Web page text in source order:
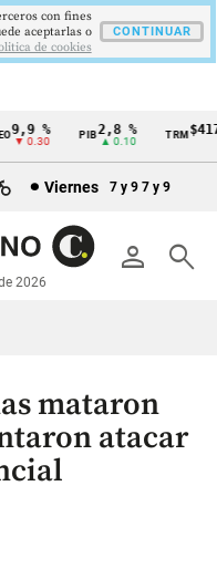
%
▼ 0.30
PIB2,8 %
▲ 0.10
TRM
Viernes 7 y 9 7 y 9
person search
2026
mataron
atacar
con fines
aceptarlas o
de cookies
CONTINUAR